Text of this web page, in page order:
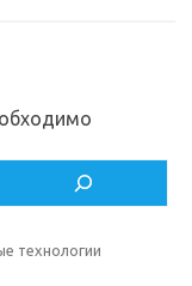
технологии